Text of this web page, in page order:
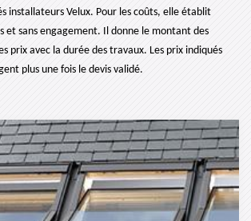
installateurs Velux. Pour les coûts, elle établit
et sans engagement. Il donne le montant des
prix avec la durée des travaux. Les prix indiqués
plus une fois le devis validé.